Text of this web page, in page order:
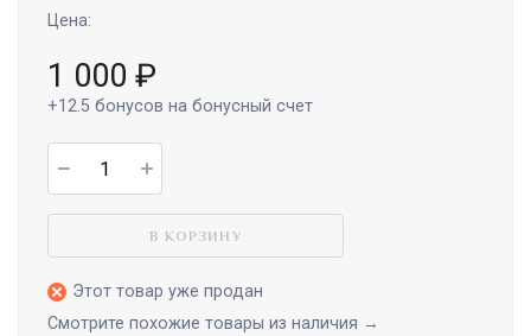
Цена:
1 000 ₽
+12.5 бонусов на бонусный счет
В КОРЗИНУ
Этот товар уже продан
Смотрите похожие товары из наличия →